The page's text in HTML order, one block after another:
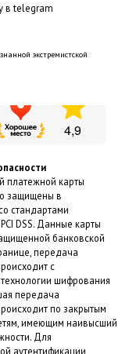
экстремистской
платежной карты
защищены в
стандартами
DSS. Данные карты
банковской
передача
с
шифрования
передача
по закрытым
имеющим наивысший
Для
аутентификации